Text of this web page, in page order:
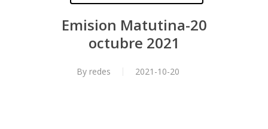
Emision Matutina-20
octubre 2021
By redes 2021-10-20